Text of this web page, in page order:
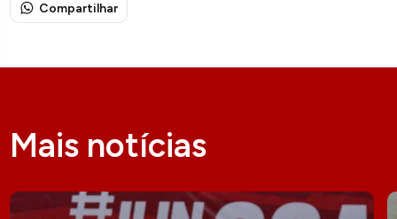
Compartilhar
Mais notícias